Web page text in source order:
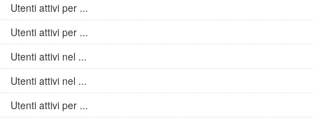
Utenti attivi per ...
Utenti attivi per ...
Utenti attivi nel ...
Utenti attivi nel ...
Utenti attivi per ...